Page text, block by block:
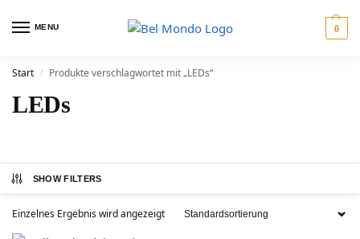
MENU 0
Start / Produkte verschlagwortet mit „LEDs“
LEDs
SHOW FILTERS
Einzelnes Ergebnis wird angezeigt